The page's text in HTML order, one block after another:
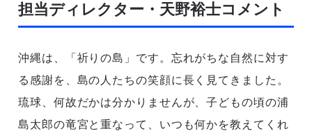
担当ディレクター・天野裕士コメント
沖縄は、「祈りの島」です。忘れがちな自然に対す
る感謝を、島の人たちの笑顔に長く見てきました。
琉球、何故だかは分かりませんが、子どもの頃の浦
島太郎の竜宮と重なって、いつも何かを教えてくれ